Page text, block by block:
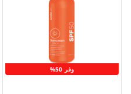
وفر 50%